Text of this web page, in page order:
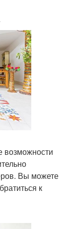
возможности
Вы можете
к